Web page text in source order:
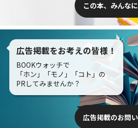
この本、みんな
広告掲載をお考えの皆様！
BOOKウォッチで
「ホン」「モノ」「コト」の
PRしてみませんか？
広告掲載のお問